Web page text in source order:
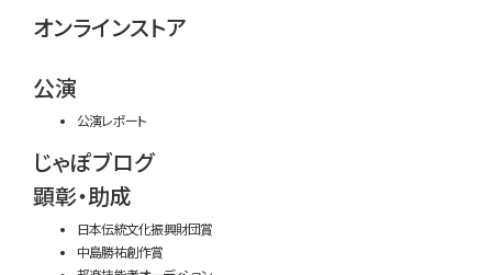
オンラインストア
公演
公演レポート
じゃぽブログ
顕彰・助成
日本伝統文化振興財団賞
中島勝祐創作賞